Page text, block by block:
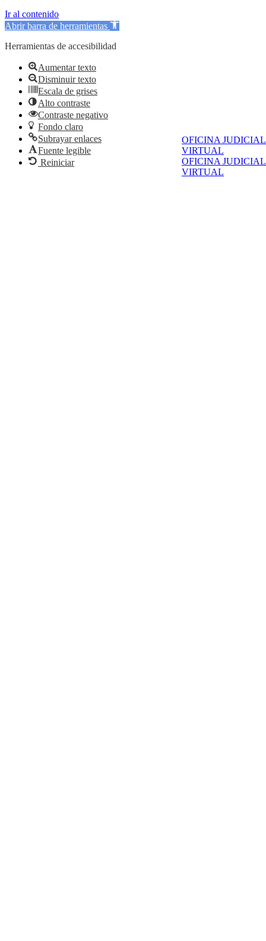
OFICINA JUDICIAL
VIRTUAL
OFICINA JUDICIAL
VIRTUAL
Ir al contenido
Abrir barra de herramientas
Herramientas de accesibilidad
Aumentar texto
Disminuir texto
Escala de grises
Alto contraste
Contraste negativo
Fondo claro
Subrayar enlaces
Fuente legible
Reiniciar